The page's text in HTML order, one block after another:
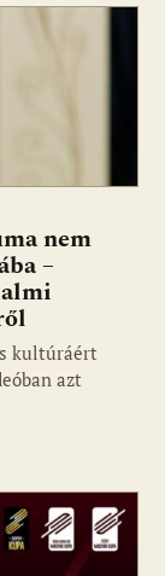
nem
–
kultúráért
azt